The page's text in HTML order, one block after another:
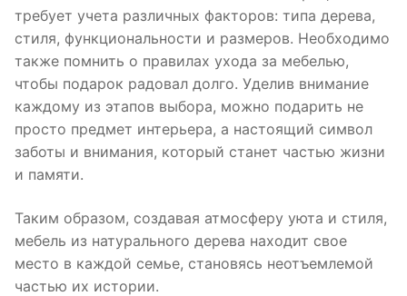
требует учета различных факторов: типа дерева,
стиля, функциональности и размеров. Необходимо
также помнить о правилах ухода за мебелью,
чтобы подарок радовал долго. Уделив внимание
каждому из этапов выбора, можно подарить не
просто предмет интерьера, а настоящий символ
заботы и внимания, который станет частью жизни
и памяти.
Таким образом, создавая атмосферу уюта и стиля,
мебель из натурального дерева находит свое
место в каждой семье, становясь неотъемлемой
частью их истории.